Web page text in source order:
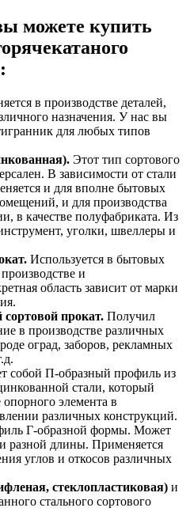
можете купить
в производстве деталей,
назначения. У нас вы
для любых типов
Этот тип сортового
В зависимости от стали
и для вполне бытовых
и для производства
в качестве полуфабриката. Из
уголки, швеллеры и
Используется в бытовых
и
область зависит от марки
прокат. Получил
в производстве различных
оград, заборов, рекламных
собой П-образный профиль из
стали, который
опорного элемента в
различных конструкций.
Г-образной формы. Может
разной длины. Применяется
углов и откосов различных
стеклопластиковая) и
стального сортового